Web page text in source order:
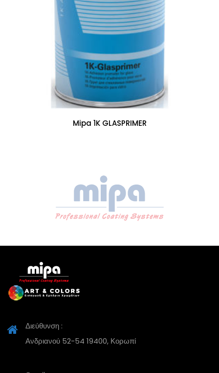
Mipa 1K GLASPRIMER
Διεύθυνση :
Ανδριανού 52-54 19400, Κορωπί